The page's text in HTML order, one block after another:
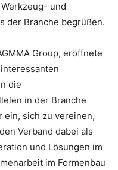
und
der Branche begrüßen.
Group, eröffnete
die
in der Branche
ein, sich zu vereinen,
Verband dabei als
und Lösungen im
im Formenbau